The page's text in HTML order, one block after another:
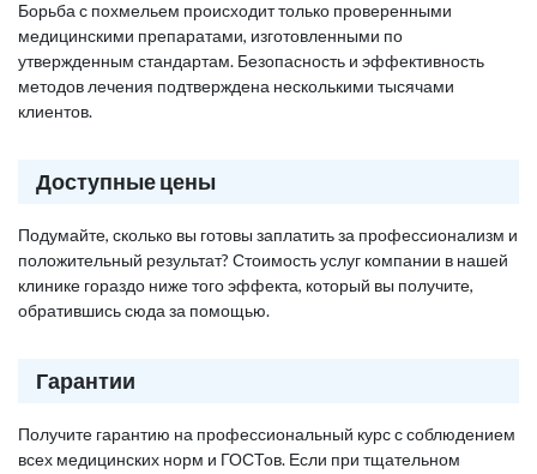
Борьба с похмельем происходит только проверенными
медицинскими препаратами, изготовленными по
утвержденным стандартам. Безопасность и эффективность
методов лечения подтверждена несколькими тысячами
клиентов.
Доступные цены
Подумайте, сколько вы готовы заплатить за профессионализм и
положительный результат? Стоимость услуг компании в нашей
клинике гораздо ниже того эффекта, который вы получите,
обратившись сюда за помощью.
Гарантии
Получите гарантию на профессиональный курс с соблюдением
всех медицинских норм и ГОСТов. Если при тщательном